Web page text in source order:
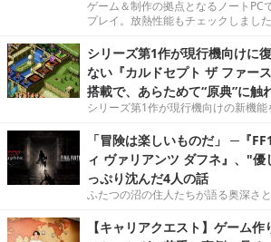
ゲーム＆制作の拠点となるノートPC
プレイ。放熱性能もチェックしました
シリーズ第1作が現行機向けに
ない『カルドセプト ザ ファー
搭載で、あらためて“原典”に触
シリーズ第1作が現行機向けの新機能
「冒険は楽しいものだ」 ─『
ィ ヴァリアンツ ダフネ』、"
っぷり沈んだ4人の話
ふたつの沼の住人たちが語る奥深さと
【キャリアクエスト】ゲーム